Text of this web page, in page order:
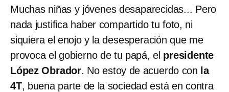
Muchas niñas y jóvenes desaparecidas... Pero
nada justifica haber compartido tu foto, ni
siquiera el enojo y la desesperación que me
provoca el gobierno de tu papá, el presidente
López Obrador. No estoy de acuerdo con la
4T, buena parte de la sociedad está en contra